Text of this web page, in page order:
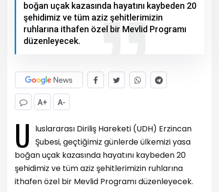
boğan uçak kazasında hayatını kaybeden 20
şehidimiz ve tüm aziz şehitlerimizin
ruhlarına ithafen özel bir Mevlid Programı
düzenleyecek.
A+ A-
U
luslararası Diriliş Hareketi (UDH) Erzincan
Şubesi, geçtiğimiz günlerde ülkemizi yasa
boğan uçak kazasında hayatını kaybeden 20
şehidimiz ve tüm aziz şehitlerimizin ruhlarına
ithafen özel bir Mevlid Programı düzenleyecek.